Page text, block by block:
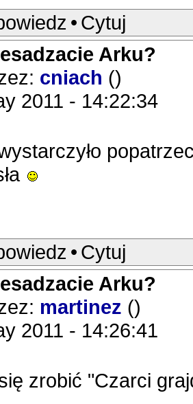
• Cytuj
Arku?
cniach ()
2011 - 14:22:34
• Cytuj
Arku?
martinez ()
2011 - 14:26:41
zrobić "Czarci